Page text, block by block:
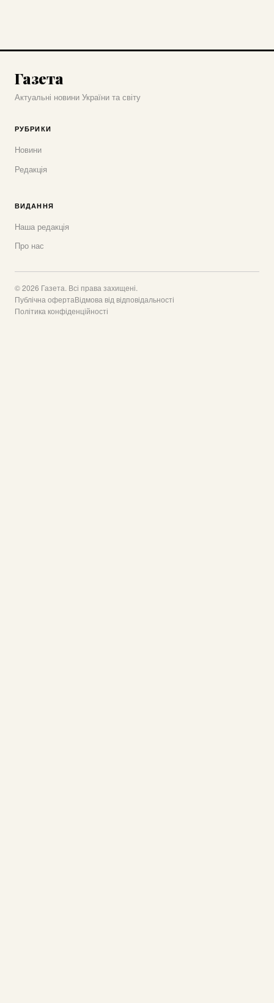
Газета
Актуальні новини України та світу
РУБРИКИ
Новини
Редакція
ВИДАННЯ
Наша редакція
Про нас
© 2026 Газета. Всі права захищені.
Публічна офертаВідмова від відповідальності
Політика конфіденційності